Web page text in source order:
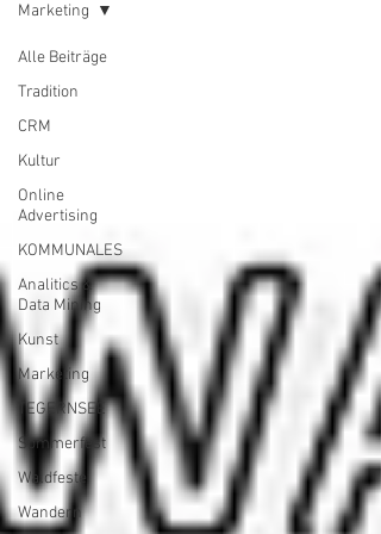
Alle Beiträge
Tradition
CRM
Kultur
Online
Advertising
KOMMUNALES
Analitics &
Data Mining
Kunst
Marketing
TEGERNSEE
Sommerfest
Waldfeste
Wandern
Marketing